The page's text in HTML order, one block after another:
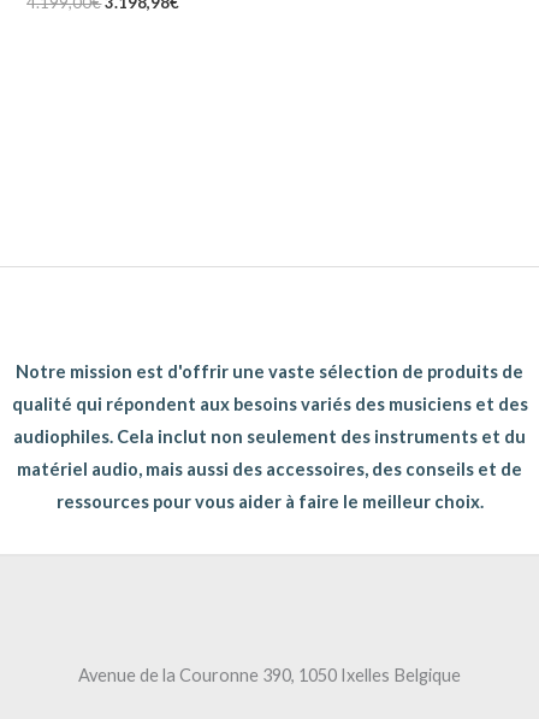
Notre mission est d'offrir une vaste sélection de produits de
qualité qui répondent aux besoins variés des musiciens et des
audiophiles. Cela inclut non seulement des instruments et du
matériel audio, mais aussi des accessoires, des conseils et de
ressources pour vous aider à faire le meilleur choix.
Avenue de la Couronne 390, 1050 Ixelles Belgique